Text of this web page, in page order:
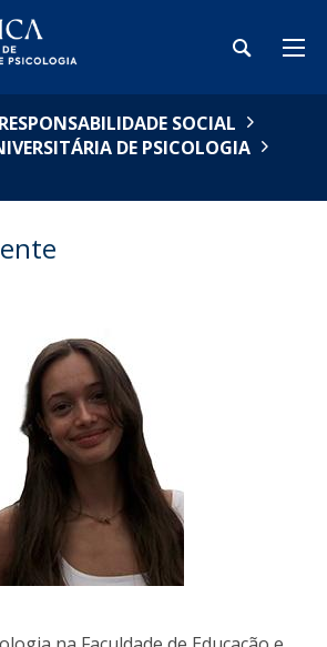
RESPONSABILIDADE SOCIAL
DE PSICOLOGIA